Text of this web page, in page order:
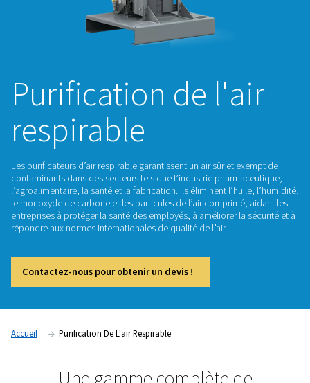
Purification de
respirable
Les purificateurs d’air respirable garantissent un air sûr et
l’agroalimentaire, la santé et la fabrication. Ils éliminent
le monoxyde de carbone et les particules de l’air